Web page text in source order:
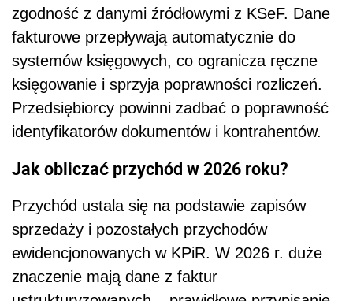
zgodność z danymi źródłowymi z KSeF. Dane
fakturowe przepływają automatycznie do
systemów księgowych, co ogranicza ręczne
księgowanie i sprzyja poprawności rozliczeń.
Przedsiębiorcy powinni zadbać o poprawność
identyfikatorów dokumentów i kontrahentów.
Jak obliczać przychód w 2026 roku?
Przychód ustala się na podstawie zapisów
sprzedaży i pozostałych przychodów
ewidencjonowanych w KPiR. W 2026 r. duże
znaczenie mają dane z faktur